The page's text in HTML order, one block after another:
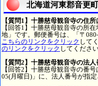
北海道河東郡音更
【質問1】十勝慈母観音寺の住
【回答1】十勝慈母観音寺の所
地」です。郵便番号は、「〒
こちらのリンクをクリック して
のリンクをクリック してください
【質問2】十勝慈母観音寺の法
【回答2】十勝慈母観音寺の番
05(月曜日)」に、法人番号が指定